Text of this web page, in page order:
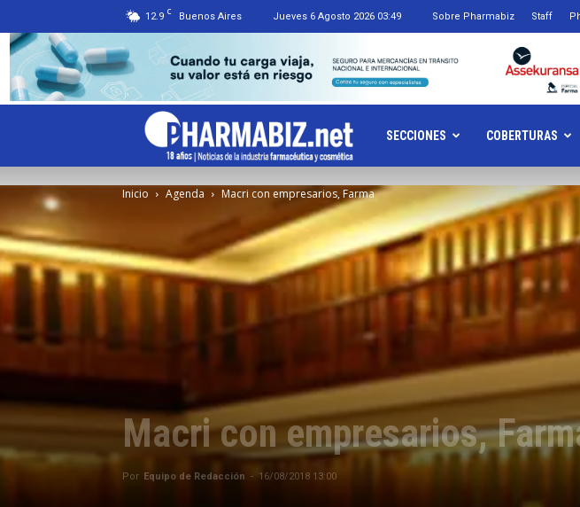
12.9 C Buenos Aires Jueves 6 Agosto 2026 03:49 Sobre Pharmabiz Staff
Pharmabiz.NET
SECCIONES COBERTURAS
Inicio Agenda Macri con empresarios, Farma
Macri con empresarios,
Por Equipo de Redacción - 16/08/2018 13:00